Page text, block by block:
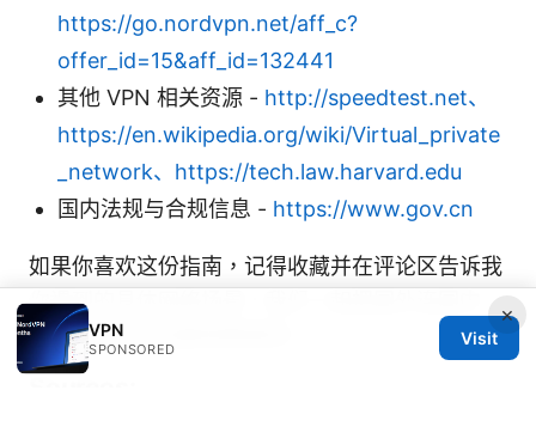
https://go.nordvpn.net/aff_c?
offer_id=15&aff_id=132441
其他 VPN 相关资源 - http://speedtest.net、
https://en.wikipedia.org/wiki/Virtual_private
_network、https://tech.law.harvard.edu
国内法规与合规信息 - https://www.gov.cn
如果你喜欢这份指南，记得收藏并在评论区告诉我
你遇到的具体网络场景，我们一起把国外连国内
vpn 的使用体验聊得更透彻。
×
VPN
SPONSORED
Visit